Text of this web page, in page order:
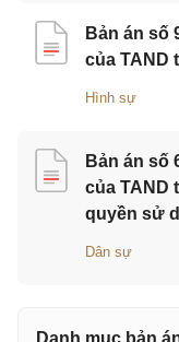
Bản án số
của TAND
Hình sự
Bản án số
của TAND
quyền sử
Dân sự
Danh mục bản